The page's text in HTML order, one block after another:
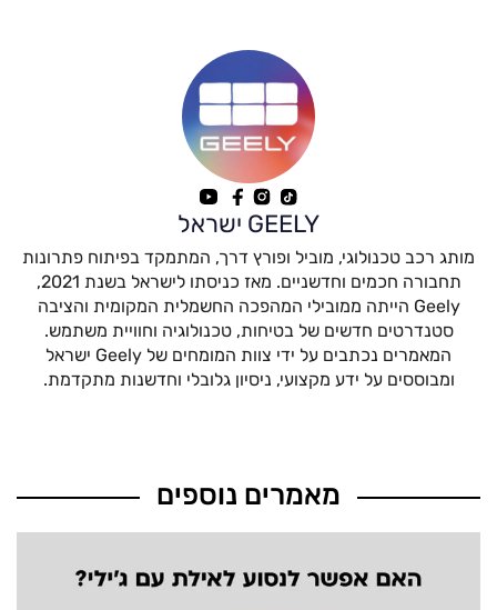
GEELY ישראל
מותג רכב טכנולוגי, מוביל ופורץ דרך, המתמקד בפיתוח פתרונות
תחבורה חכמים וחדשניים. מאז כניסתו לישראל בשנת 2021,
Geely הייתה ממובילי המהפכה החשמלית המקומית והציבה
סטנדרטים חדשים של בטיחות, טכנולוגיה וחוויית משתמש.
המאמרים נכתבים על ידי צוות המומחים של Geely ישראל
ומבוססים על ידע מקצועי, ניסיון גלובלי וחדשנות מתקדמת.
מאמרים נוספים